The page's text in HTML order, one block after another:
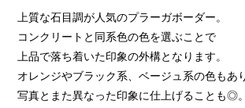
上質な石目調が人気のプラーガボーダー。
コンクリートと同系色の色を選ぶことで
上品で落ち着いた印象の外構となります。
オレンジやブラック系、ベージュ系の色もあ
写真とまた異なった印象に仕上げることも◎。